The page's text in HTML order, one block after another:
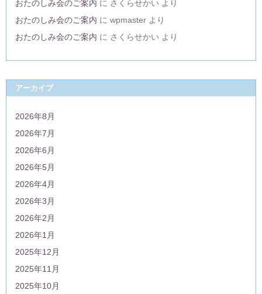
おたのしみ会のご案内 に さくらせかい より
おたのしみ会のご案内 に wpmaster より
おたのしみ会のご案内 に さくらせかい より
アーカイブ
2026年8月
2026年7月
2026年6月
2026年5月
2026年4月
2026年3月
2026年2月
2026年1月
2025年12月
2025年11月
2025年10月